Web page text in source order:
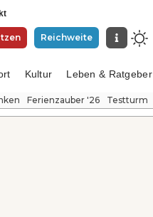
Reichweite
Kultur Leben & Ratgeber
Ferienzauber '26 Testturm